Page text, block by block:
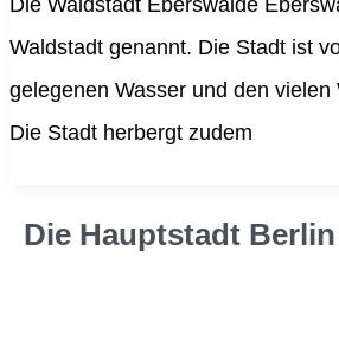
Waldstadt genannt. Die Stadt ist
gelegenen Wasser und den vielen
Die Stadt herbergt zudem
Die Hauptstadt Berlin